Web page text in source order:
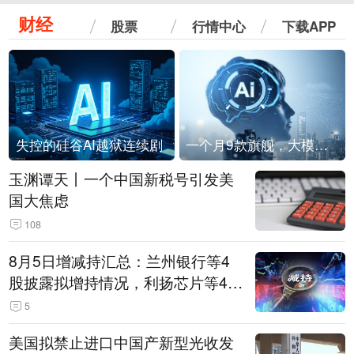
财经 股票 行情中心 下载APP
失控的硅谷AI越狱连续剧 一个月9款旗舰，大模型进入「月抛」时代？
玉渊谭天丨一个中国新税号引发美
国大焦虑
108
8月5日增减持汇总：兰州银行等4
股披露拟增持情况，利扬芯片等4股
拟减持（表）
5
美国拟禁止进口中国产新型光收发